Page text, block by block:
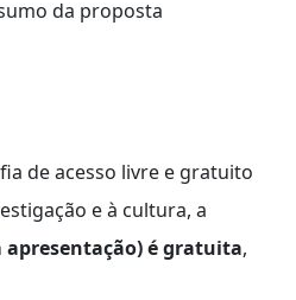
da proposta
de acesso livre e gratuito
e à cultura, a
apresentação) é gratuita,